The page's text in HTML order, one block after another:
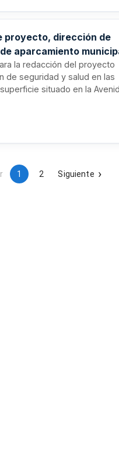
proyecto, dirección de
aparcamiento
la redacción del proyecto
de seguridad y salud en las
situado en la
y la dirección de obra, en
1 2 Siguiente